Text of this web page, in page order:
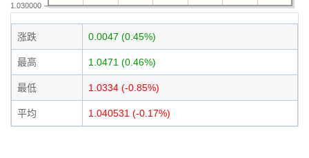
1.030000
涨跌 0.0047 (0.45%)
最高 1.0471 (0.46%)
最低 1.0334 (-0.85%)
平均 1.040531 (-0.17%)